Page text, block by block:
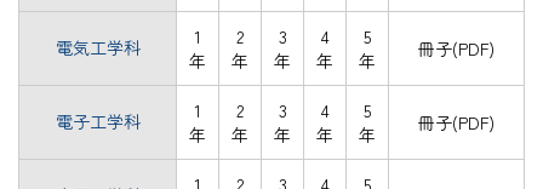
電気工学科
1
年
2
年
3
年
4
年
5
年
冊子(PDF)
電子工学科
1
年
2
年
3
年
4
年
5
年
冊子(PDF)
1
2
3
4
5